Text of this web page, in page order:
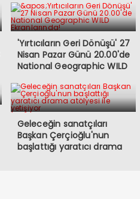
'Yırtıcıların Geri Dönüşü' 27
Nisan Pazar Günü 20.00'de
National Geographic WILD
Geleceğin sanatçıları
Başkan Çerçioğlu'nun
başlattığı yaratıcı drama